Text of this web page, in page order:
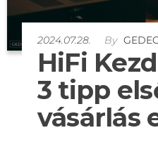
2024.07.28. By
HiFi
3 tipp
vásárlás